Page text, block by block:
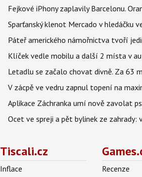
Fejkové iPhony zaplavily Barcelonu.
Sparťanský klenot Mercado v hledáčku
Páteř amerického námořnictva tvoří
Klíček vedle mobilu a další 2 místa v
Letadlu se začalo chovat divně. Za 63
V zácpě ve vedru zapnul topení na
Aplikace Záchranka umí nově zavolat
Ocet ve spreji a pět bylinek ze
Tiscali.cz
Inflace
Recenze